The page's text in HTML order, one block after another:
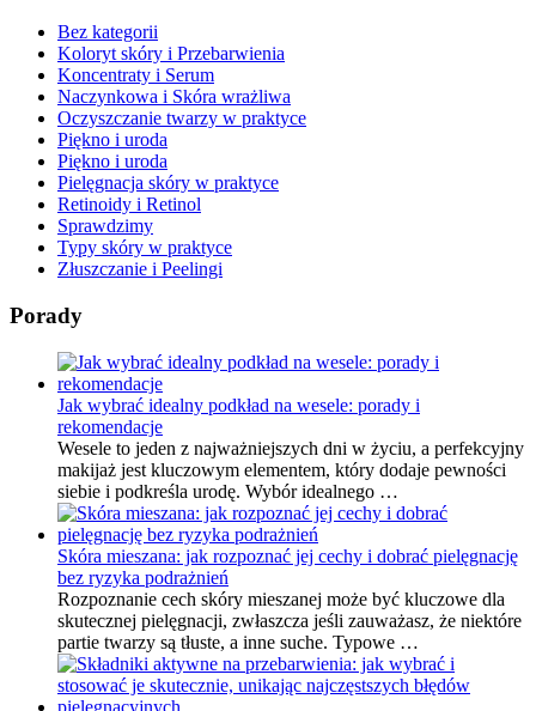
Bez kategorii
Koloryt skóry i Przebarwienia
Koncentraty i Serum
Naczynkowa i Skóra wrażliwa
Oczyszczanie twarzy w praktyce
Piękno i uroda
Piękno i uroda
Pielęgnacja skóry w praktyce
Retinoidy i Retinol
Sprawdzimy
Typy skóry w praktyce
Złuszczanie i Peelingi
Porady
Jak wybrać idealny podkład na wesele: porady i
rekomendacje
Wesele to jeden z najważniejszych dni w życiu, a perfekcyjny
makijaż jest kluczowym elementem, który dodaje pewności
siebie i podkreśla urodę. Wybór idealnego …
Skóra mieszana: jak rozpoznać jej cechy i dobrać pielęgnację
bez ryzyka podrażnień
Rozpoznanie cech skóry mieszanej może być kluczowe dla
skutecznej pielęgnacji, zwłaszcza jeśli zauważasz, że niektóre
partie twarzy są tłuste, a inne suche. Typowe …